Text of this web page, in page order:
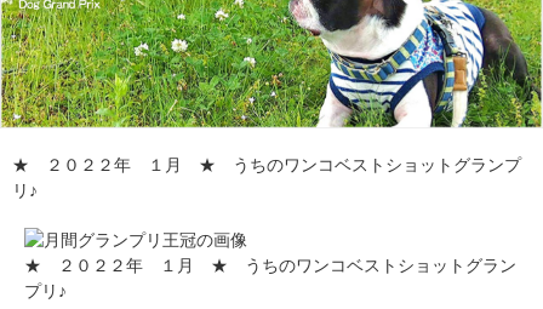
★ ２０２２年 １月 ★ うちのワンコベストショットグランプ
リ♪
★ ２０２２年 １月 ★ うちのワンコベストショットグラン
プリ♪